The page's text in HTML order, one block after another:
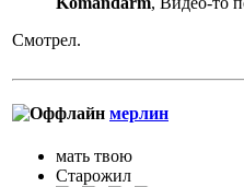
Смотрел.
мерлин
мать твою
Старожил